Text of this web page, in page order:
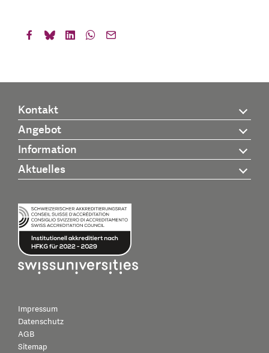
Kontakt
Angebot
Information
Aktuelles
Impressum
Datenschutz
AGB
Sitemap